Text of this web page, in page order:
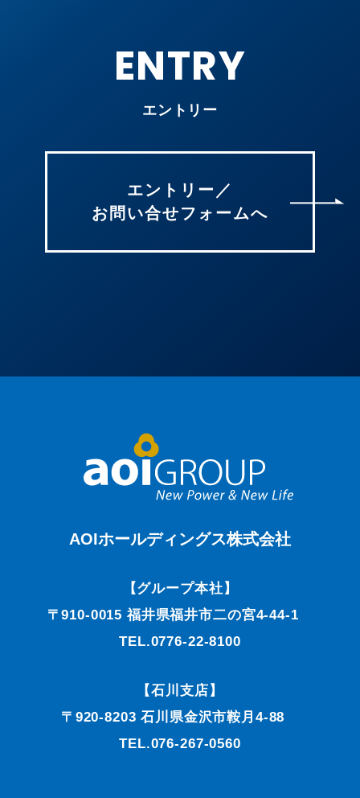
ENTRY
エントリー
エントリー／
お問い合せフォームへ
AOIホールディングス株式会社
【グループ本社】
〒910-0015 福井県福井市二の宮4-44-1
TEL.0776-22-8100
【石川支店】
〒920-8203 石川県金沢市鞍月4-88
TEL.076-267-0560